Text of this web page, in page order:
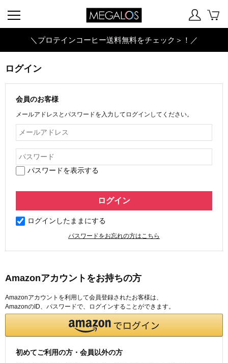
＼プロテインコーヒー送料無料をチェック＞！／
ログイン
会員のお客様
メールアドレスとパスワードを入力してログインしてください。
パスワードを表示する
ログインしたままにする
パスワードをお忘れの方はこちら
Amazonアカウントをお持ちの方
Amazonアカウントを利用して会員登録されたお客様は、
AmazonのID、パスワードで、ログインすることができます。
初めてご利用の方・会員以外の方